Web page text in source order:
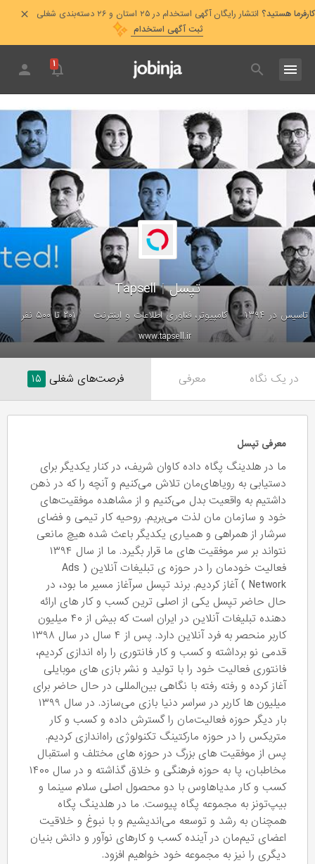
کارفرما هستید؟ انتشار رایگان آگهی استخدام در ۲۵ استان و ۲۶ دسته‌بندی شغلی
ثبت آگهی استخدام
۱
تپسل|
Tapsell
تاسیس در ۱۳۹۴ کامپیوتر، فناوری اطلاعات و اینترنت
۲۰۱ تا ۵۰۰ نفر
www.tapsell.ir
در یک نگاه معرفی فرصت‌های شغلی ۱۵
معرفی تپسل
ما در هلدینگ پگاه داده کاوان شریف، در کنار یکدیگر برای
دستیابی به رویاهای‌مان تلاش می‌کنیم و آنچه را که در ذهن
داشتیم به واقعیت بدل می‌کنیم و از مشاهده موفقیت‌های
خود و سازمان مان لذت می‌بریم. روحیه کار تیمی و فضای
سرشار از همراهی و همیاری یکدیگر باعث شده هیچ مانعی
نتواند بر سر موفقیت های ما قرار بگیرد. ما از سال ۱۳۹۴
فعالیت خودمان را در حوزه ی تبلیغات آنلاین ( Ads
Network ) آغاز کردیم. برند تپسل سرآغاز مسیر ما بود، در
حال حاضر تپسل یکی از اصلی ترین کسب و کار های ارائه‌
دهنده تبلیغات آنلاین در ایران است که بیش از ۴۰ میلیون
کاربر منحصر به فرد آنلاین دارد. پس از ۴ سال در سال ۱۳۹۸
قدمی نو برداشته و کسب و کار فانتوری را راه اندازی کردیم،
فانتوری فعالیت خود را با تولید و نشر بازی های موبایلی
آغاز کرده و رفته رفته با نگاهی بین‌المللی در حال حاضر برای
میلیون ها کاربر در سراسر دنیا بازی می‌سازد. در سال ۱۳۹۹
بار دیگر حوزه فعالیت‌مان را گسترش داده و کسب و کار
متریکس را در حوزه مارکتینگ‌ تکنولوژی راه‌اندازی کردیم.
پس از موفقیت های بزرگ در حوزه های مختلف و استقبال
مخاطبان، پا به حوزه فرهنگی و خلاق گذاشته و در سال ۱۴۰۰
کسب و کار مدیاهاوس با دو محصول اصلی سلام سینما و
بیپ‌تونز به مجموعه پگاه پیوست. ما در هلدینگ پگاه
همچنان به رشد و توسعه می‌اندیشیم و با نبوغ و خلاقیت
اعضای تیم‌مان در آینده کسب و کارهای نوآور و دانش بنیان
دیگری را نیز به مجموعه خود خواهیم افزود.